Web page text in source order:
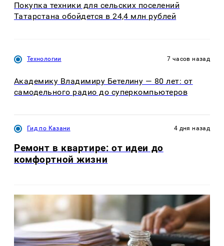
Покупка техники для сельских поселений
Татарстана обойдется в 24,4 млн рублей
Технологии 7 часов назад
Академику Владимиру Бетелину — 80 лет: от
самодельного радио до суперкомпьютеров
Гид по Казани 4 дня назад
Ремонт в квартире: от идеи до
комфортной жизни